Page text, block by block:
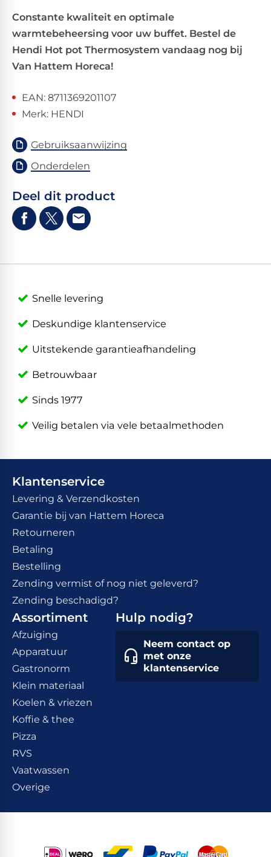
Constante kwaliteit en optimale
warmtebeheersing voor uw buffet. Bestel de
Hendi Hot pot Thermosystem vandaag nog bij
Van Hattem Horeca!
EAN: 8711369201107
Merk: HENDI
Gebruiksaanwijzing
Onderdelen
Deel dit product
Snelle levering
Deskundige klantenservice
Uitstekende garantieafhandeling
Betrouwbaar
Sinds 1977
Veilig betalen via vele betaalmethoden
Klantenservice
Levering & Verzendkosten
Garantie bij van Hattem Horeca
Retourneren
Betaling
Bestelling
Zending vermist of nog niet geleverd?
Zending beschadigd?
Assortiment
Afzuiging
Apparatuur
Gastronorm
Klein materiaal
Koelen & vriezen
Koffie & thee
Pizza
RVS
Vaatwassen
Overige
Hulp nodig?
Neem contact op
met onze
klantenservice